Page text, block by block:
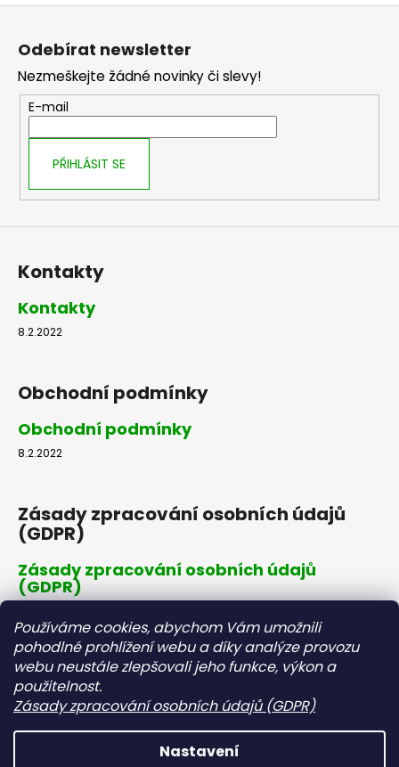
Používáme cookies, abychom Vám umožnili
pohodlné prohlížení webu a díky analýze provozu
webu neustále zlepšovali jeho funkce, výkon a
použitelnost.
Zásady zpracování osobních údajů (GDPR)
Nastavení
Z
Odebírat newsletter
Nezmeškejte žádné novinky či slevy!
E-mail
PŘIHLÁSIT SE
Kontakty
Kontakty
8.2.2022
Obchodní podmínky
Obchodní podmínky
8.2.2022
Zásady zpracování osobních údajů
(GDPR)
Zásady zpracování osobních údajů
(GDPR)
Dopravné a platby
Dopravné a platby
8.2.2022